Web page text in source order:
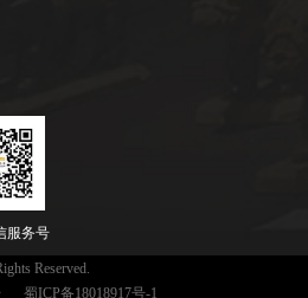
服务号
Reserved.
蜀ICP备18018917号-1